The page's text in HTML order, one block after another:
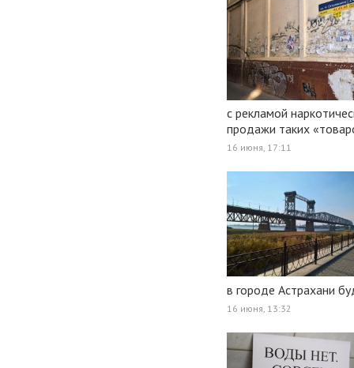
с рекламой
продажи таких
16 июня, 17:11
в городе Астрахани
16 июня, 13:32